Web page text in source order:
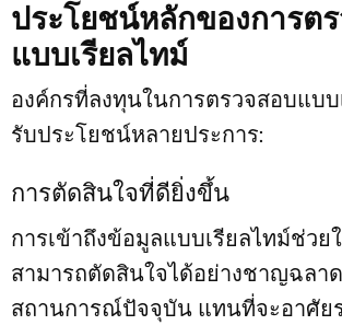
ประโยชน์หลักของการต
แบบเรียลไทม์
องค์กรที่ลงทุนในการตรวจสอบแบ
รับประโยชน์หลายประการ:
การตัดสินใจที่ดียิ่งขึ้น
การเข้าถึงข้อมูลแบบเรียลไทม์ช่วย
สามารถตัดสินใจได้อย่างชาญฉลา
สถานการณ์ปัจจุบัน แทนที่จะอาศัย